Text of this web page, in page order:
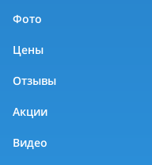
Фото
Цены
Отзывы
Акции
Видео